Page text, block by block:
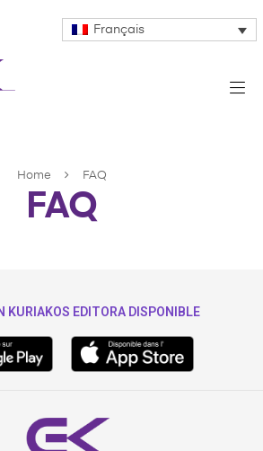
Français
Home FAQ
FAQ
KURIAKOS EDITORA DISPONIBLE